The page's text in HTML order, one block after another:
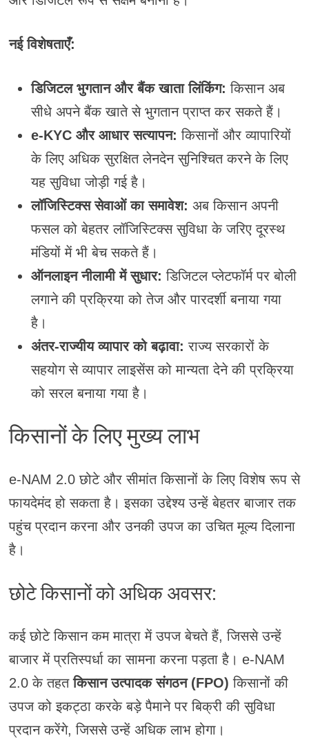
नई विशेषताएँ:
डिजिटल भुगतान और बैंक खाता लिंकिंग: किसान अब
सीधे अपने बैंक खाते से भुगतान प्राप्त कर सकते हैं।
e-KYC और आधार सत्यापन: किसानों और व्यापारियों
के लिए अधिक सुरक्षित लेनदेन सुनिश्चित करने के लिए
यह सुविधा जोड़ी गई है।
लॉजिस्टिक्स सेवाओं का समावेश: अब किसान अपनी
फसल को बेहतर लॉजिस्टिक्स सुविधा के जरिए दूरस्थ
मंडियों में भी बेच सकते हैं।
ऑनलाइन नीलामी में सुधार: डिजिटल प्लेटफॉर्म पर बोली
लगाने की प्रक्रिया को तेज और पारदर्शी बनाया गया
है।
अंतर-राज्यीय व्यापार को बढ़ावा: राज्य सरकारों के
सहयोग से व्यापार लाइसेंस को मान्यता देने की प्रक्रिया
को सरल बनाया गया है।
किसानों के लिए मुख्य लाभ
e-NAM 2.0 छोटे और सीमांत किसानों के लिए विशेष रूप से
फायदेमंद हो सकता है। इसका उद्देश्य उन्हें बेहतर बाजार तक
पहुंच प्रदान करना और उनकी उपज का उचित मूल्य दिलाना
है।
छोटे किसानों को अधिक अवसर:
कई छोटे किसान कम मात्रा में उपज बेचते हैं, जिससे उन्हें
बाजार में प्रतिस्पर्धा का सामना करना पड़ता है। e-NAM
2.0 के तहतकिसान उत्पादक संगठन (FPO) किसानों की
उपज को इकट्ठा करके बड़े पैमाने पर बिक्री की सुविधा
प्रदान करेंगे, जिससे उन्हें अधिक लाभ होगा।